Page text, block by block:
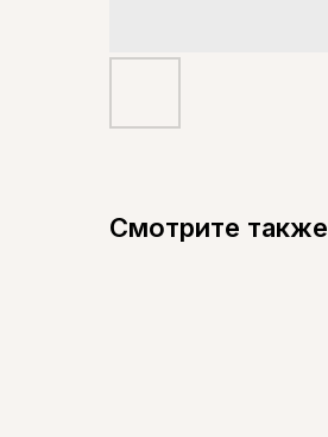
Смотрите также